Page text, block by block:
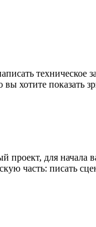
техническое
хотите показать
для начала
часть: писать